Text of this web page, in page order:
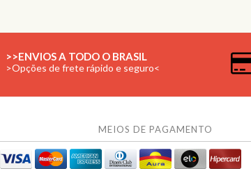
>>ENVIOS A TODO O BRASIL
>Opções de frete rápido e seguro<
MEIOS DE PAGAMENTO